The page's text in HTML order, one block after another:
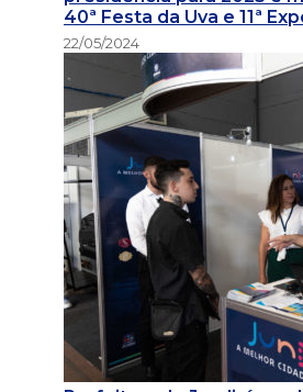
40ª Festa da Uva e 11ª
22/05/2024